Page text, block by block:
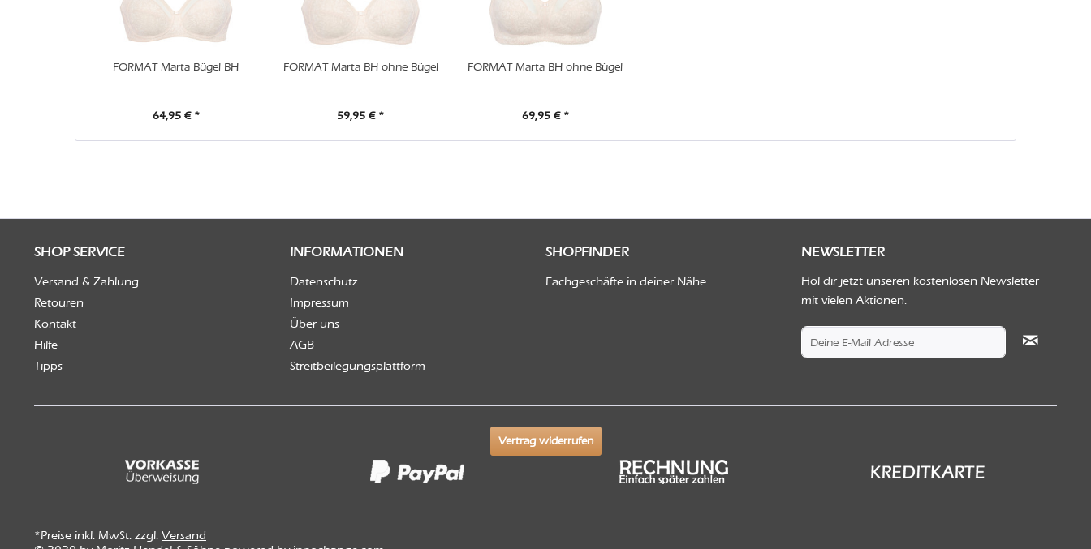
FORMAT Marta Bügel BH
64,95 € *
FORMAT Marta BH ohne Bügel
59,95 € *
FORMAT Marta BH ohne Bügel
69,95 € *
SHOP SERVICE
Versand & Zahlung
Retouren
Kontakt
Hilfe
Tipps
INFORMATIONEN
Datenschutz
Impressum
Über uns
AGB
Streitbeilegungsplattform
SHOPFINDER
Fachgeschäfte in deiner Nähe
NEWSLETTER
Hol dir jetzt unseren kostenlosen Newsletter
mit vielen Aktionen.
Vertrag widerrufen
*Preise inkl. MwSt. zzgl. Versand